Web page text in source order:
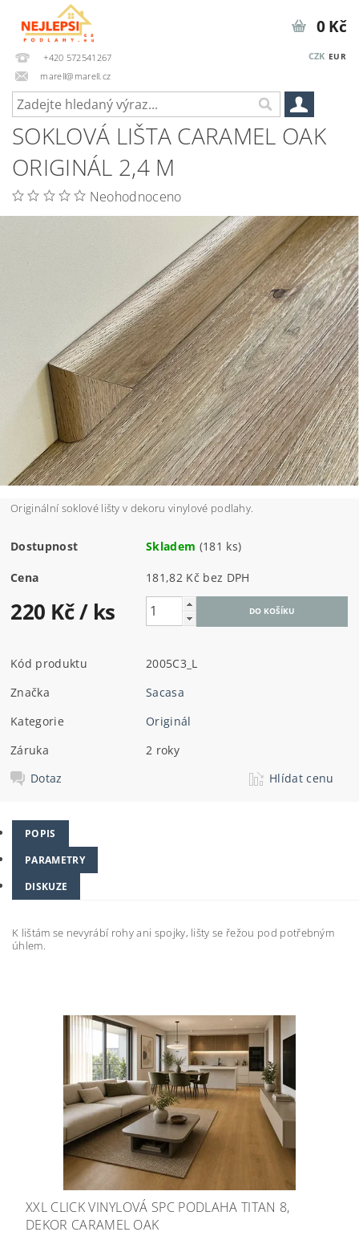
+420 572541267
marell@marell.cz
CZK EUR
0 Kč
SOKLOVÁ LIŠTA CARAMEL OAK
ORIGINÁL 2,4 M
Neohodnoceno
Originální soklové lišty v dekoru vinylové podlahy.
Dostupnost Skladem (181 ks)
Cena 181,82 Kč bez DPH
220 Kč/ ks
Kód produktu
2005C3_L
Značka
Sacasa
Kategorie
Originál
Záruka
2 roky
Dotaz
Hlídat cenu
POPIS
PARAMETRY
DISKUZE
K lištám se nevyrábí rohy ani spojky, lišty se řežou pod potřebným
úhlem.
XXL CLICK VINYLOVÁ SPC PODLAHA TITAN 8,
DEKOR CARAMEL OAK